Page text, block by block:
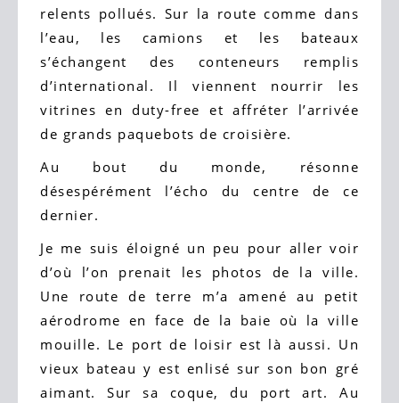
relents pollués. Sur la route comme dans
l’eau, les camions et les bateaux
s’échangent des conteneurs remplis
d’international. Il viennent nourrir les
vitrines en duty-free et affréter l’arrivée
de grands paquebots de croisière.
Au bout du monde, résonne
désespérément l’écho du centre de ce
dernier.
Je me suis éloigné un peu pour aller voir
d’où l’on prenait les photos de la ville.
Une route de terre m’a amené au petit
aérodrome en face de la baie où la ville
mouille. Le port de loisir est là aussi. Un
vieux bateau y est enlisé sur son bon gré
aimant. Sur sa coque, du port art. Au